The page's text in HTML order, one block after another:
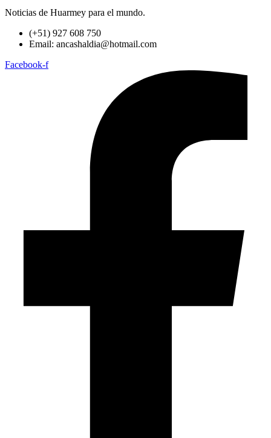
Noticias de Huarmey para el mundo.
(+51) 927 608 750
Email: ancashaldia@hotmail.com
Facebook-f